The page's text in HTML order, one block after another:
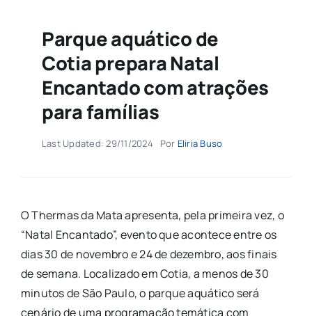
Parque aquático de
Cotia prepara Natal
Encantado com atrações
para famílias
Last Updated: 29/11/2024 Por Eliria Buso
O Thermas da Mata apresenta, pela primeira vez, o
“Natal Encantado”, evento que acontece entre os
dias 30 de novembro e 24 de dezembro, aos finais
de semana. Localizado em Cotia, a menos de 30
minutos de São Paulo, o parque aquático será
cenário de uma programação temática com